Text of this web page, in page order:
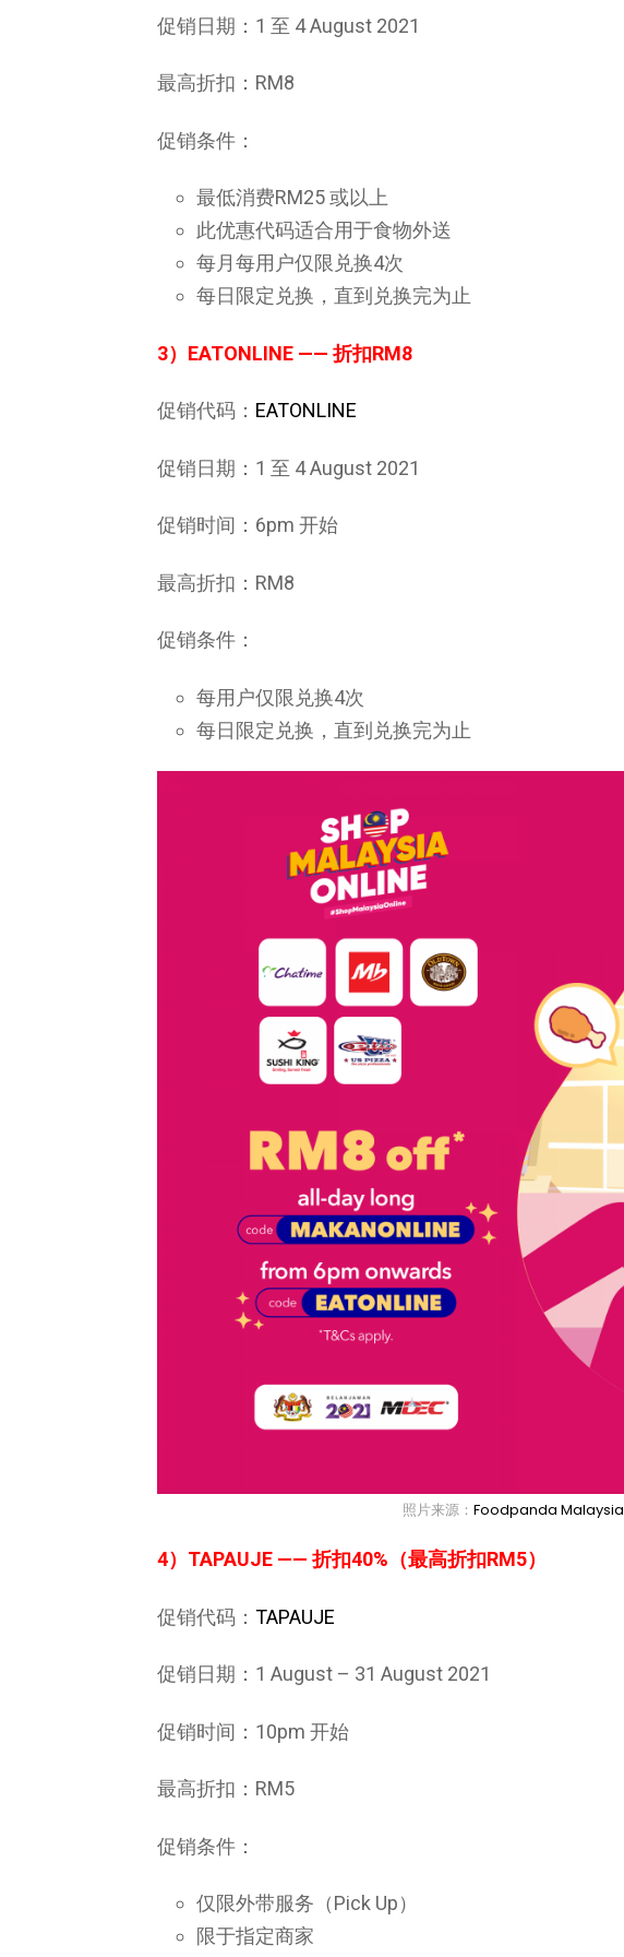
促销日期：1 至 4 August 2021
最高折扣：RM8
促销条件：
最低消费RM25 或以上
此优惠代码适合用于食物外送
每月每用户仅限兑换4次
每日限定兑换，直到兑换完为止
3） EATONLINE —— 折扣RM8
促销代码： EATONLINE
促销日期：1 至 4 August 2021
促销时间：6pm 开始
最高折扣：RM8
促销条件：
每用户仅限兑换4次
每日限定兑换，直到兑换完为止
照片来源： Foodpanda Malaysia
4）TAPAUJE —— 折扣40%（最高折扣RM5）
促销代码： TAPAUJE
促销日期：1 August – 31 August 2021
促销时间：10pm 开始
最高折扣：RM5
促销条件：
仅限外带服务（Pick Up）
限于指定商家